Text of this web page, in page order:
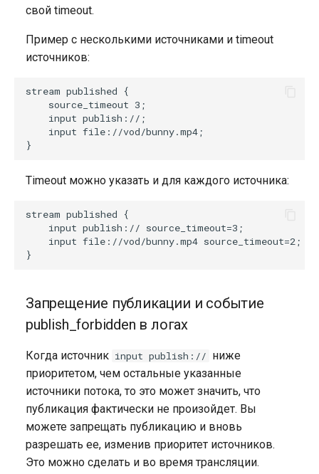
свой timeout.
Пример с несколькими источниками и timeout
источников:
stream published {
    source_timeout 3;
    input publish://;
    input file://vod/bunny.mp4;
Timeout можно указать и для каждого источника:
stream published {
    input publish:// source_timeout=3;
    input file://vod/bunny.mp4 source_timeout=2;
Запрещение публикации и событие
publish_forbidden в логах
Когда источник input publish:// ниже
приоритетом, чем остальные указанные
источники потока, то это может значить, что
публикация фактически не произойдет. Вы
можете запрещать публикацию и вновь
разрешать ее, изменив приоритет источников.
Это можно сделать и во время трансляции.